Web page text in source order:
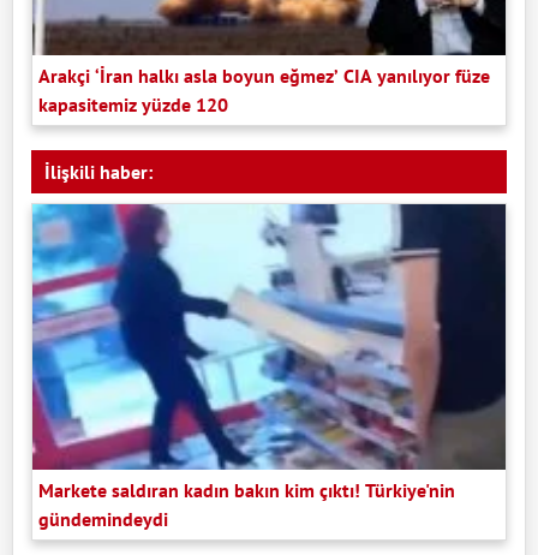
Arakçi ‘İran halkı asla boyun eğmez’ CIA yanılıyor füze
kapasitemiz yüzde 120
İlişkili haber:
Markete saldıran kadın bakın kim çıktı! Türkiye'nin
gündemindeydi